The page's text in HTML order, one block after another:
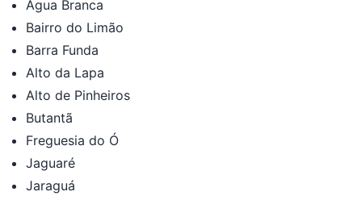
Água Branca
Bairro do Limão
Barra Funda
Alto da Lapa
Alto de Pinheiros
Butantã
Freguesia do Ó
Jaguaré
Jaraguá